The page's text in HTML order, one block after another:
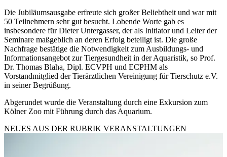
Die Jubiläumsausgabe erfreute sich großer Beliebtheit und war mit
50 Teilnehmern sehr gut besucht. Lobende Worte gab es
insbesondere für Dieter Untergasser, der als Initiator und Leiter der
Seminare maßgeblich an deren Erfolg beteiligt ist. Die große
Nachfrage bestätige die Notwendigkeit zum Ausbildungs- und
Informationsangebot zur Tiergesundheit in der Aquaristik, so Prof.
Dr. Thomas Blaha, Dipl. ECVPH und ECPHM als
Vorstandmitglied der Tierärztlichen Vereinigung für Tierschutz e.V.
in seiner Begrüßung.
Abgerundet wurde die Veranstaltung durch eine Exkursion zum
Kölner Zoo mit Führung durch das Aquarium.
NEUES AUS DER RUBRIK VERANSTALTUNGEN